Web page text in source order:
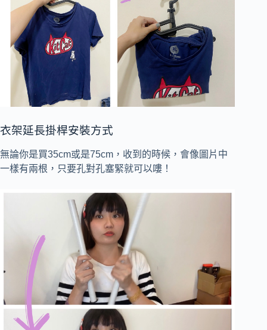
衣架延長掛桿安裝方式
無論你是買35cm或是75cm，收到的時候，會像圖片中
一樣有兩根，只要孔對孔塞緊就可以嘍！